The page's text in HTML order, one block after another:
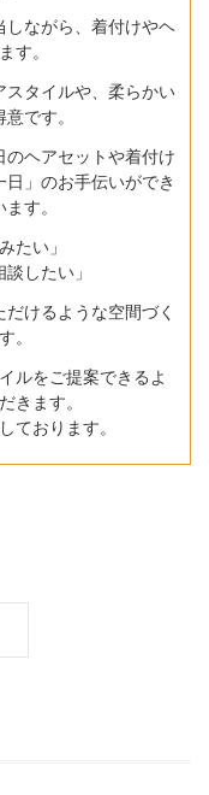
しながら、着付けやヘ
す。
スタイルや、柔らかい
です。
ヘアセットや着付け
」のお手伝いができ
す。
たい」
したい」
けるような空間づく
。
ルをご提案できるよ
きます。
ております。